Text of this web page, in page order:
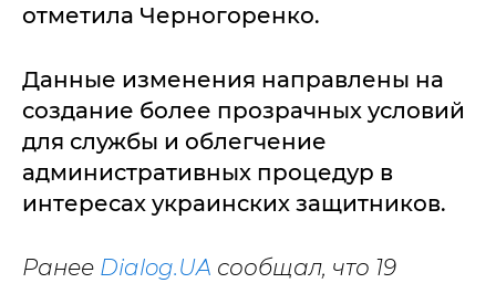
отметила Черногоренко.
Данные изменения направлены на
создание более прозрачных условий
для службы и облегчение
административных процедур в
интересах украинских защитников.
Ранее Dialog.UA сообщал, что 19